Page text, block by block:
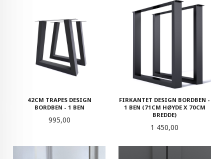
42CM TRAPES DESIGN
BORDBEN - 1 BEN
Pris
995,00
FIRKANTET DESIGN BORDBEN -
1 BEN (71CM HØYDE X 70CM
BREDDE)
Pris
1 450,00